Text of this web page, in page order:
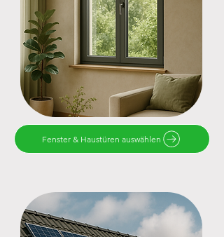
Fenster & Haustüren auswählen